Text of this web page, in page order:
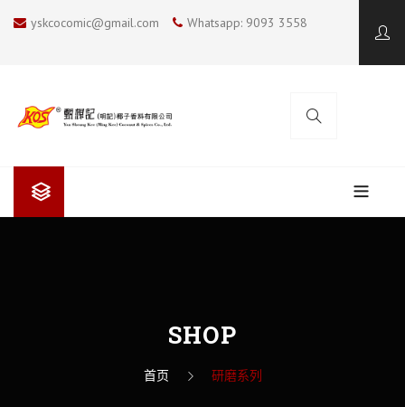
yskcocomic@gmail.com Whatsapp: 9093 3558
甄想记（明记）的发展
联络我们
SHOP
首页 研磨系列